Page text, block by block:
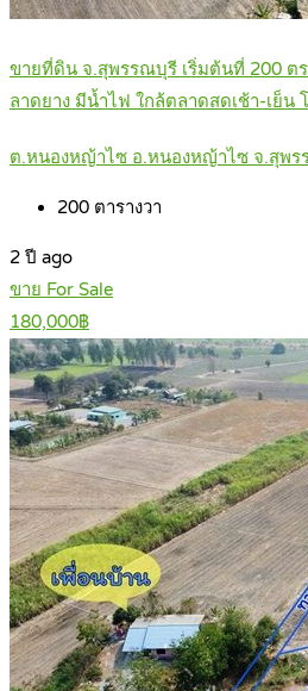
ขายที่ดิน จ.สุพรรณบุรี เริ่มต้นที่ 200 ต
ลาดยาง มีน้ำไฟ ใกล้ตลาดสดเช้า-เย็น
ต.หนองหญ้าไซ อ.หนองหญ้าไซ จ.สุพ
200 ตารางวา
2 ปี ago
ขาย For Sale
180,000฿